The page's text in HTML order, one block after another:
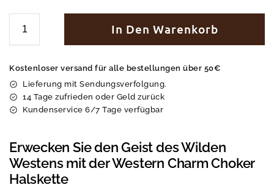
In Den Warenkorb
Kostenloser versand für alle bestellungen über 50€
Lieferung mit Sendungsverfolgung.
14 Tage zufrieden oder Geld zurück
Kundenservice 6/7 Tage verfügbar
Erwecken Sie den Geist des Wilden
Westens mit der Western Charm Choker
Halskette